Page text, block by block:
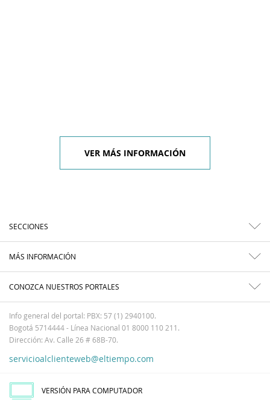
VER MÁS INFORMACIÓN
SECCIONES
MÁS INFORMACIÓN
CONOZCA NUESTROS PORTALES
Info general del portal: PBX: 57 (1) 2940100.
Bogotá 5714444 - Línea Nacional 01 8000 110 211.
Dirección: Av. Calle 26 # 68B-70.
servicioalclienteweb@eltiempo.com
VERSIÓN PARA COMPUTADOR